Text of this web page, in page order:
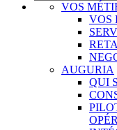
VOS
VOS
AUGURIA
QUI